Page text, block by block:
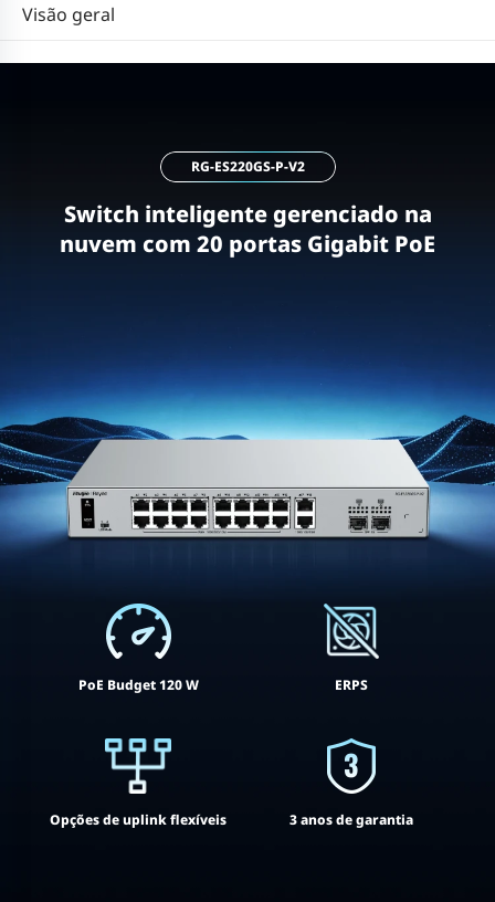
Visão geral
RG-ES220GS-P-V2
Switch inteligente gerenciado na
nuvem com 20 portas Gigabit PoE
PoE Budget 120 W ERPS
Opções de uplink flexíveis 3 anos de garantia